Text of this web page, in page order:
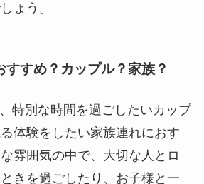
ょう。
すすめ？カップル？家族？
特別な時間を過ごしたいカップ
体験をしたい家族連れにおす
雰囲気の中で、大切な人とロ
きを過ごしたり、お子様と一